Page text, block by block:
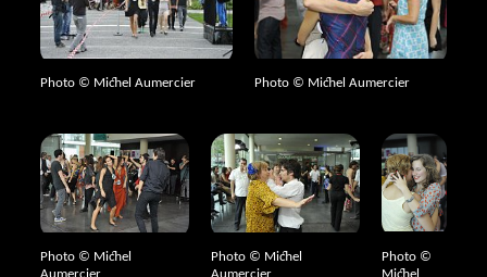
Photo © Michel Aumercier Photo © Michel Aumercier
Photo © Michel
Photo © Michel
Photo ©